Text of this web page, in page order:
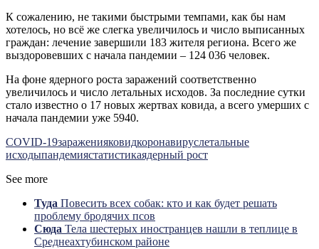
К сожалению, не такими быстрыми темпами, как бы нам
хотелось, но всё же слегка увеличилось и число выписанных
граждан: лечение завершили 183 жителя региона. Всего же
выздоровевших с начала пандемии – 124 036 человек.
На фоне ядерного роста заражений соответственно
увеличилось и число летальных исходов. За последние сутки
стало известно о 17 новых жертвах ковида, а всего умерших с
начала пандемии уже 5940.
COVID-19зараженияковидкоронавируслетальные
исходыпандемиястатистикаядерный рост
See more
Туда Повесить всех собак: кто и как будет решать
проблему бродячих псов
Сюда Тела шестерых иностранцев нашли в теплице в
Среднеахтубинском районе